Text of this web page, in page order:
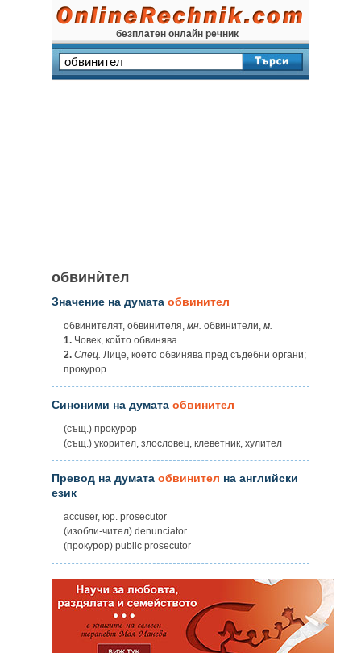
безплатен онлайн речник
обвинѝтел
Значение на думата обвинител
обвинителят, обвинителя, мн. обвинители, м.
1. Човек, който обвинява.
2. Спец. Лице, което обвинява пред съдебни органи;
прокурор.
Синоними на думата обвинител
(същ.) прокурор
(същ.) укорител, злословец, клеветник, хулител
Превод на думата обвинител на английски
език
accuser, юр. prosecutor
(изобли-чител) denunciator
(прокурор) public prosecutor